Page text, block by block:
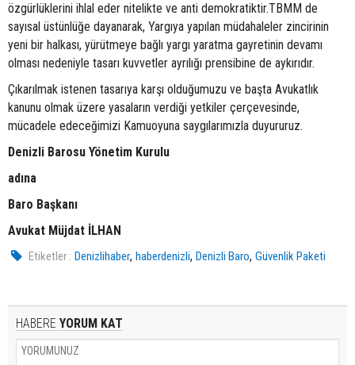
özgürlüklerini ihlal eder nitelikte ve anti demokratiktir.TBMM de
sayısal üstünlüğe dayanarak, Yargıya yapılan müdahaleler zincirinin
yeni bir halkası, yürütmeye bağlı yargı yaratma gayretinin devamı
olması nedeniyle tasarı kuvvetler ayrılığı prensibine de aykırıdır.
Çıkarılmak istenen tasarıya karşı olduğumuzu ve başta Avukatlık
kanunu olmak üzere yasaların verdiği yetkiler çerçevesinde,
mücadele edeceğimizi Kamuoyuna saygılarımızla duyururuz.
Denizli Barosu Yönetim Kurulu
adına
Baro Başkanı
Avukat Müjdat İLHAN
Etiketler : Denizlihaber,haberdenizli,Denizli Baro,Güvenlik Paketi
HABERE YORUM KAT